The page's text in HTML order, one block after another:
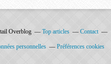
Overblog Top articles Contact
personnelles Préférences cookies